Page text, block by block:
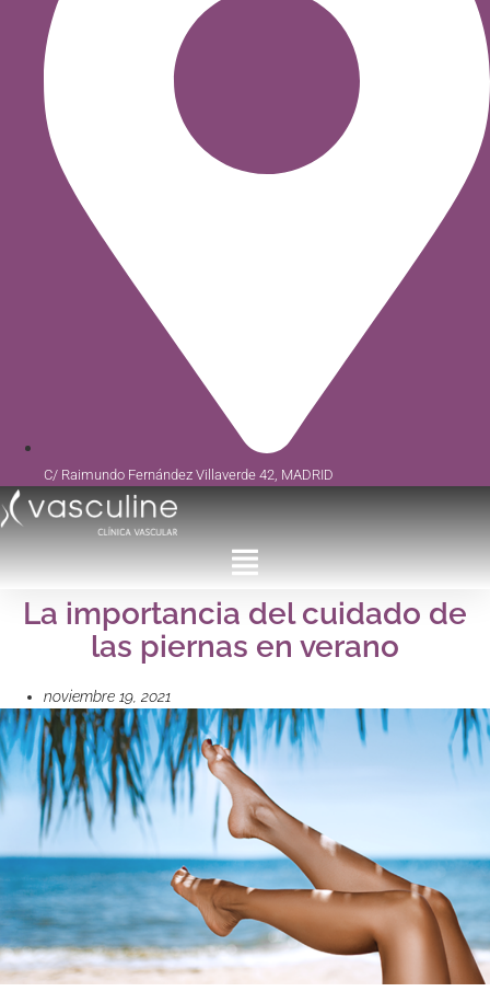
C/ Raimundo Fernández Villaverde 42, MADRID
La importancia del cuidado de
las piernas en verano
noviembre 19, 2021